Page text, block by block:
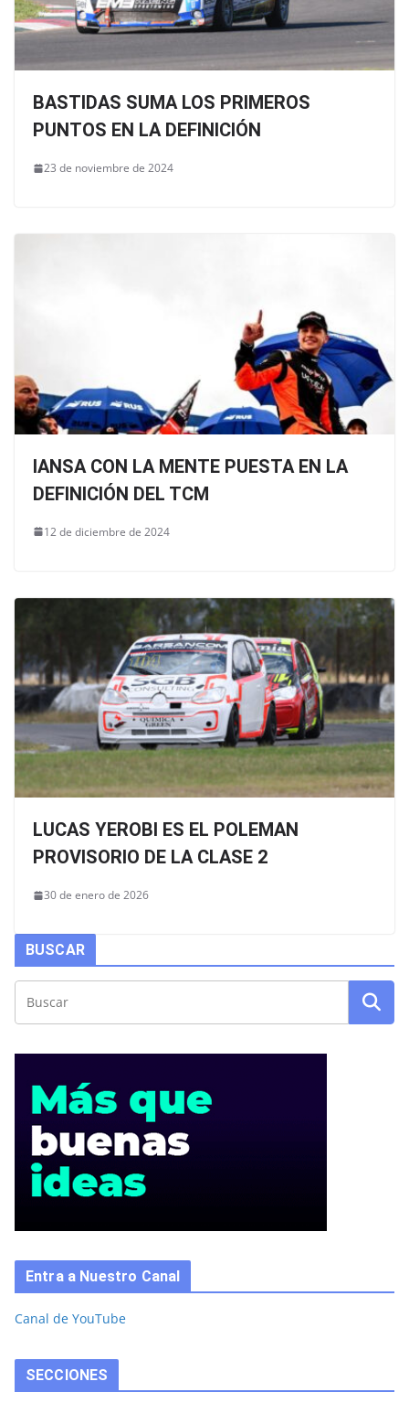
BASTIDAS SUMA LOS PRIMEROS
PUNTOS EN LA DEFINICIÓN
23 de noviembre de 2024
IANSA CON LA MENTE PUESTA EN LA
DEFINICIÓN DEL TCM
12 de diciembre de 2024
LUCAS YEROBI ES EL POLEMAN
PROVISORIO DE LA CLASE 2
30 de enero de 2026
BUSCAR
Entra a Nuestro Canal
Canal de YouTube
SECCIONES